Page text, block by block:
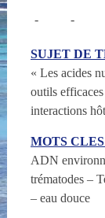
-
-
SUJET DE
« Les acides
outils
interactions
MOTS
ADN
trématodes –
– eau douce